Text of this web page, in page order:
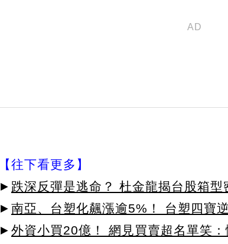
【往下看更多】
► 跌深反彈是逃命？ 杜金龍揭台股箱
► 南亞、台塑化飆漲逾5%！ 台塑四寶
► 外資小買20億！ 網見買賣超名單笑：